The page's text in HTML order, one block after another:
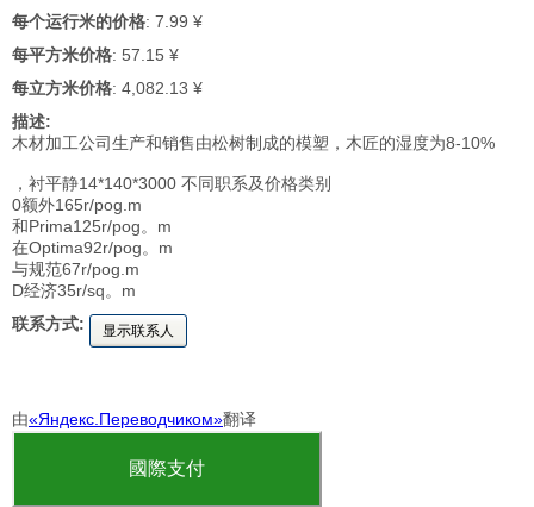
每个运行米的价格: 7.99 ¥
每平方米价格: 57.15 ¥
每立方米价格: 4,082.13 ¥
描述:
木材加工公司生产和销售由松树制成的模塑，木匠的湿度为8-10%
，衬平静14*140*3000 不同职系及价格类别
0额外165r/pog.m
和Prima125r/pog。m
在Optima92r/pog。m
与规范67r/pog.m
D经济35r/sq。m
联系方式:
显示联系人
由«Яндекс.Переводчиком»翻译
國際支付